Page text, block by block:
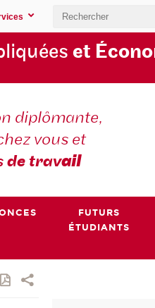
et Écono
diplômante,
vous et
de travail
FUTURS
ÉTUDIANTS